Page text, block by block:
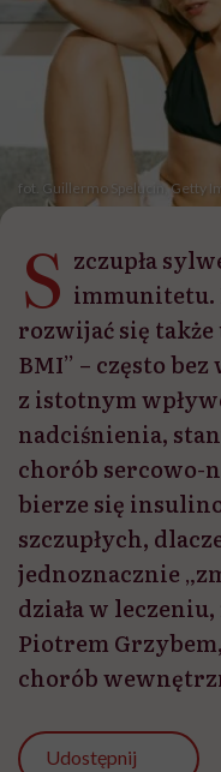
fot. Guillermo Spelucin, Getty
S zczupła
immunitetu.
rozwijać się także
BMI” – często
z istotnym
nadciśnienia,
chorób sercowo-
bierze się
szczupłych,
jednoznacznie
działa w
Piotrem
chorób
Udostępnij